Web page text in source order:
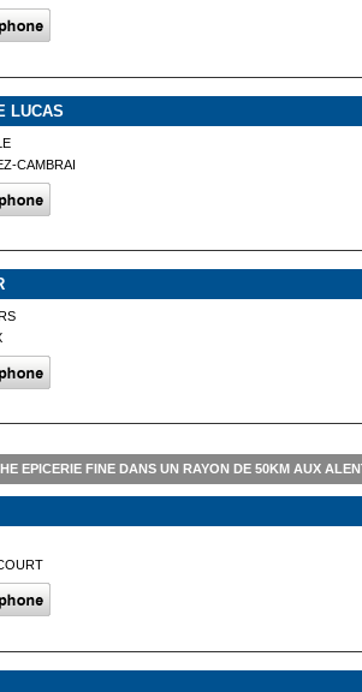
LUCAS
CAMBRAI
EPICERIE FINE DANS UN RAYON DE 50KM AUX